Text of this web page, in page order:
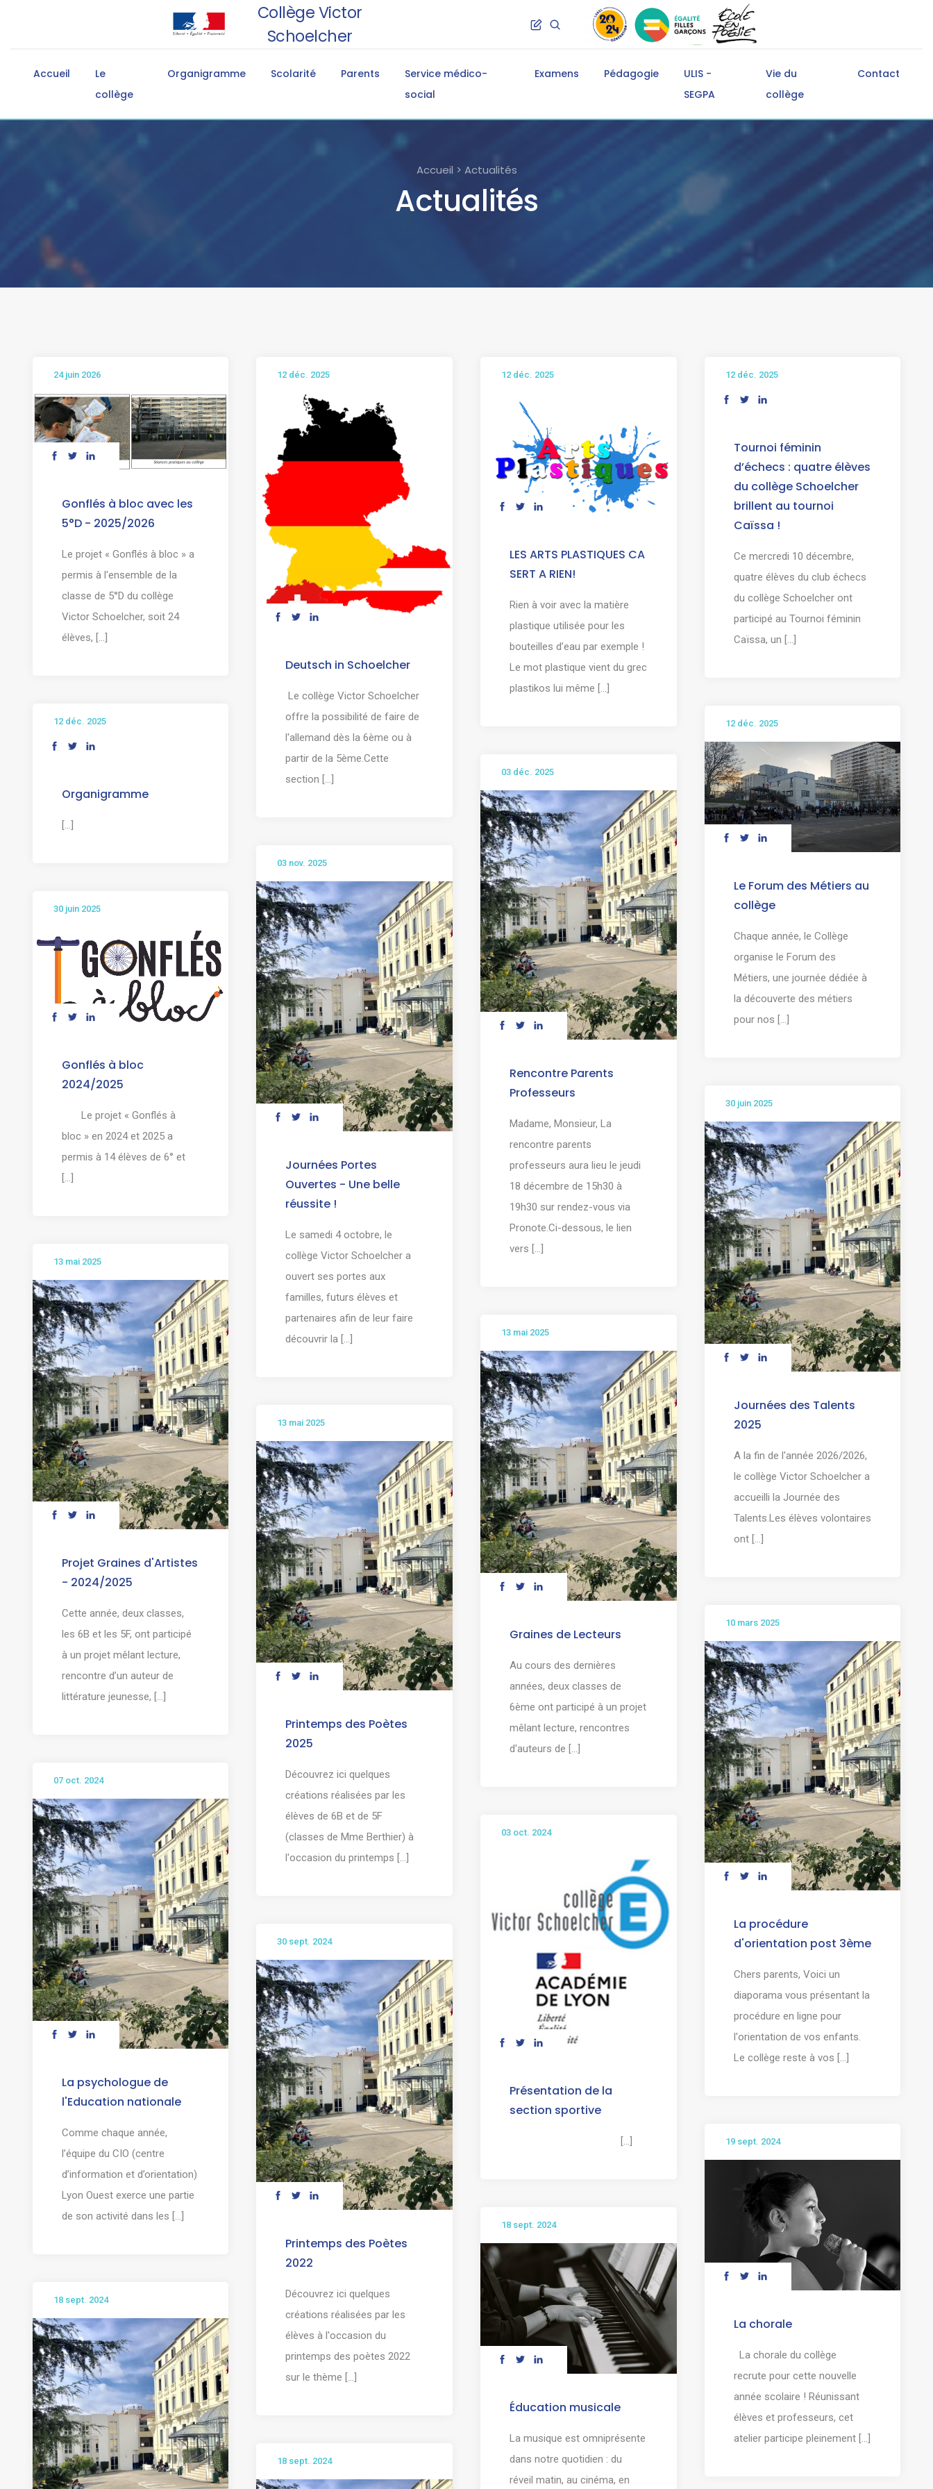
Collège Victor
Schoelcher
Accueil
Le
collège
Organigramme Scolarité Parents
Service médico-
social
Examens Pédagogie
ULIS -
SEGPA
Vie du
collège
Contact
Accueil > Actualités
Actualités
24 juin 2026
Gonflés à bloc avec les
5°D - 2025/2026
Le projet « Gonflés à bloc » a
permis à l'ensemble de la
classe de 5°D du collège
Victor Schoelcher, soit 24
élèves, [...]
12 déc. 2025
Deutsch in Schoelcher
Le collège Victor Schoelcher
offre la possibilité de faire de
l'allemand dès la 6ème ou à
partir de la 5ème.Cette
section [...]
12 déc. 2025
LES ARTS PLASTIQUES CA
SERT A RIEN!
Rien à voir avec la matière
plastique utilisée pour les
bouteilles d’eau par exemple !
Le mot plastique vient du grec
plastikos lui même [...]
12 déc. 2025
Tournoi féminin
d’échecs : quatre élèves
du collège Schoelcher
brillent au tournoi
Caïssa !
Ce mercredi 10 décembre,
quatre élèves du club échecs
du collège Schoelcher ont
participé au Tournoi féminin
Caïssa, un [...]
12 déc. 2025
Organigramme
[...]
12 déc. 2025
Le Forum des Métiers au
collège
Chaque année, le Collège
organise le Forum des
Métiers, une journée dédiée à
la découverte des métiers
pour nos [...]
03 déc. 2025
Rencontre Parents
Professeurs
Madame, Monsieur, La
rencontre parents
professeurs aura lieu le jeudi
18 décembre de 15h30 à
19h30 sur rendez-vous via
Pronote.Ci-dessous, le lien
vers [...]
03 nov. 2025
Journées Portes
Ouvertes - Une belle
réussite !
Le samedi 4 octobre, le
collège Victor Schoelcher a
ouvert ses portes aux
familles, futurs élèves et
partenaires afin de leur faire
découvrir la [...]
30 juin 2025
Gonflés à bloc
2024/2025
Le projet « Gonflés à
bloc » en 2024 et 2025 a
permis à 14 élèves de 6° et
[...]
30 juin 2025
Journées des Talents
2025
A la fin de l'année 2026/2026,
le collège Victor Schoelcher a
accueilli la Journée des
Talents.Les élèves volontaires
ont [...]
13 mai 2025
Projet Graines d'Artistes
- 2024/2025
Cette année, deux classes,
les 6B et les 5F, ont participé
à un projet mêlant lecture,
rencontre d’un auteur de
littérature jeunesse, [...]
13 mai 2025
Graines de Lecteurs
Au cours des dernières
années, deux classes de
6ème ont participé à un projet
mêlant lecture, rencontres
d'auteurs de [...]
13 mai 2025
Printemps des Poètes
2025
Découvrez ici quelques
créations réalisées par les
élèves de 6B et de 5F
(classes de Mme Berthier) à
l'occasion du printemps [...]
10 mars 2025
La procédure
d'orientation post 3ème
Chers parents, Voici un
diaporama vous présentant la
procédure en ligne pour
l'orientation de vos enfants.
Le collège reste à vos [...]
07 oct. 2024
La psychologue de
l'Education nationale
Comme chaque année,
l’équipe du CIO (centre
d’information et d’orientation)
Lyon Ouest exerce une partie
de son activité dans les [...]
03 oct. 2024
Présentation de la
section sportive
[...]
30 sept. 2024
Printemps des Poètes
2022
Découvrez ici quelques
créations réalisées par les
élèves à l'occasion du
printemps des poètes 2022
sur le thème [...]
19 sept. 2024
La chorale
La chorale du collège
recrute pour cette nouvelle
année scolaire ! Réunissant
élèves et professeurs, cet
atelier participe pleinement [...]
18 sept. 2024
Éducation musicale
La musique est omniprésente
dans notre quotidien : du
réveil matin, au cinéma, en
18 sept. 2024
18 sept. 2024